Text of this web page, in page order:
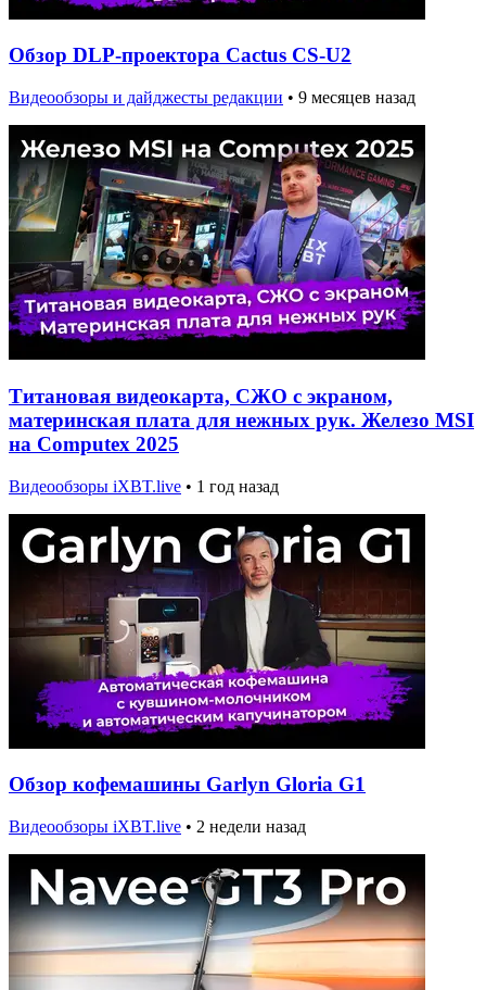
Обзор DLP-проектора Cactus CS-U2
Видеообзоры и дайджесты редакции • 9 месяцев назад
Титановая видеокарта, СЖО с экраном,
материнская плата для нежных рук. Железо MSI
на Computex 2025
Видеообзоры iXBT.live • 1 год назад
Обзор кофемашины Garlyn Gloria G1
Видеообзоры iXBT.live • 2 недели назад